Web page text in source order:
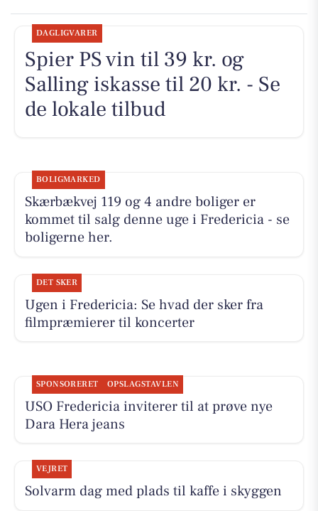
DAGLIGVARER
Spier PS vin til 39 kr. og
Salling iskasse til 20 kr. - Se
de lokale tilbud
BOLIGMARKED
Skærbækvej 119 og 4 andre boliger er
kommet til salg denne uge i Fredericia - se
boligerne her.
DET SKER
Ugen i Fredericia: Se hvad der sker fra
filmpræmierer til koncerter
SPONSORERET OPSLAGSTAVLEN
USO Fredericia inviterer til at prøve nye
Dara Hera jeans
VEJRET
Solvarm dag med plads til kaffe i skyggen